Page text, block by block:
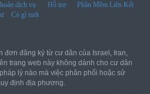
dịch vụ Hỗ trợ
Phần Mềm Liên Kết
Có gì mới
đơn đăng ký từ cư dân của Israel, Iran,
trang web này không dành cho cư dân
lý nào mà việc phân phối hoặc sử
định địa phương.